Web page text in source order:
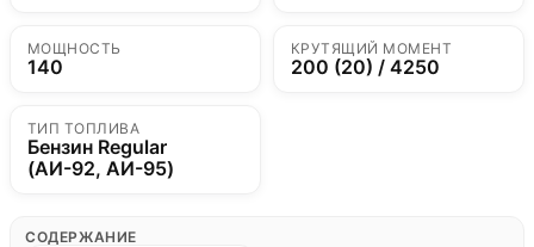
МОЩНОСТЬ
140
КРУТЯЩИЙ МОМЕНТ
200 (20) / 4250
ТИП ТОПЛИВА
Бензин Regular
(АИ-92, АИ-95)
СОДЕРЖАНИЕ